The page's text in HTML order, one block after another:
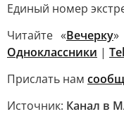
Единый номер
Читайте «Вечерку»
Одноклассники |
Прислать нам
Источник: Канал в